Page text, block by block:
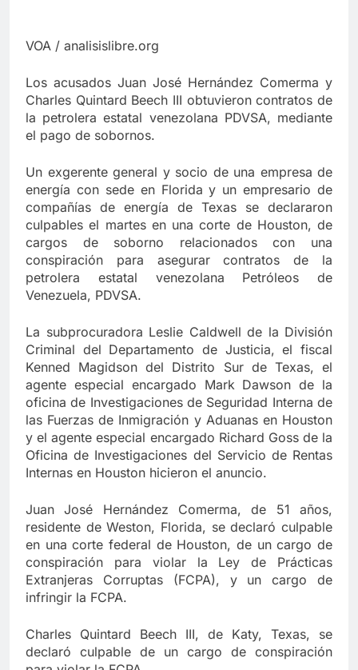
VOA / analisislibre.org
Los acusados Juan José Hernández Comerma y
Charles Quintard Beech III obtuvieron contratos de
la petrolera estatal venezolana PDVSA, mediante
el pago de sobornos.
Un exgerente general y socio de una empresa de
energía con sede en Florida y un empresario de
compañías de energía de Texas se declararon
culpables el martes en una corte de Houston, de
cargos de soborno relacionados con una
conspiración para asegurar contratos de la
petrolera estatal venezolana Petróleos de
Venezuela, PDVSA.
La subprocuradora Leslie Caldwell de la División
Criminal del Departamento de Justicia, el fiscal
Kenned Magidson del Distrito Sur de Texas, el
agente especial encargado Mark Dawson de la
oficina de Investigaciones de Seguridad Interna de
las Fuerzas de Inmigración y Aduanas en Houston
y el agente especial encargado Richard Goss de la
Oficina de Investigaciones del Servicio de Rentas
Internas en Houston hicieron el anuncio.
Juan José Hernández Comerma, de 51 años,
residente de Weston, Florida, se declaró culpable
en una corte federal de Houston, de un cargo de
conspiración para violar la Ley de Prácticas
Extranjeras Corruptas (FCPA), y un cargo de
infringir la FCPA.
Charles Quintard Beech III, de Katy, Texas, se
declaró culpable de un cargo de conspiración